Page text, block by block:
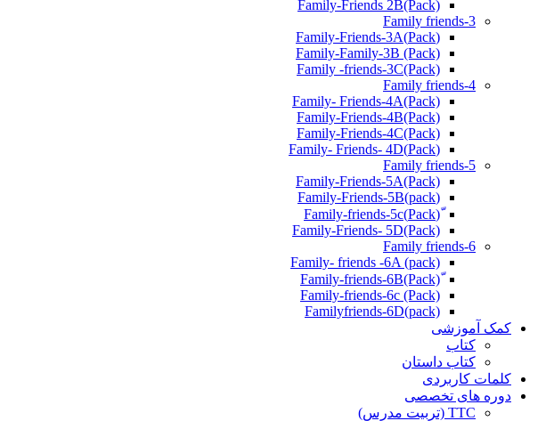
Family-Friends 2B(Pack)
Family friends-3
(Pack)Family-Friends-3A
Family-Family-3B (Pack)
Family -friends-3C(Pack)
Family friends-4
Family- Friends-4A(Pack)
Family-Friends-4B(Pack)
Family-Friends-4C(Pack)
(Pack)Family- Friends- 4D
Family friends-5
Family-Friends-5A(Pack)
(pack)Family-Friends-5B
ّ(Pack)Family-friends-5c
Family-Friends- 5D(Pack)
Family friends-6
Family- friends -6A (pack)
Family-friends-6c (Pack)
Familyfriends-6D(pack)
کمک آموزشی
کتاب
کتاب داستان
کلمات کاربردی
دوره های تخصصی
TTC (تربیت مدرس)